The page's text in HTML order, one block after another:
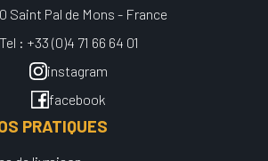
Saint Pal de Mons - France
Tel : +33 (0)4 71 66 64 01
instagram
facebook
PRATIQUES